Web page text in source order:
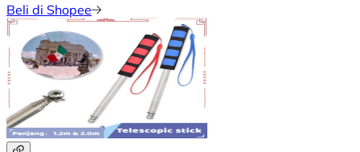
Beli di Shopee